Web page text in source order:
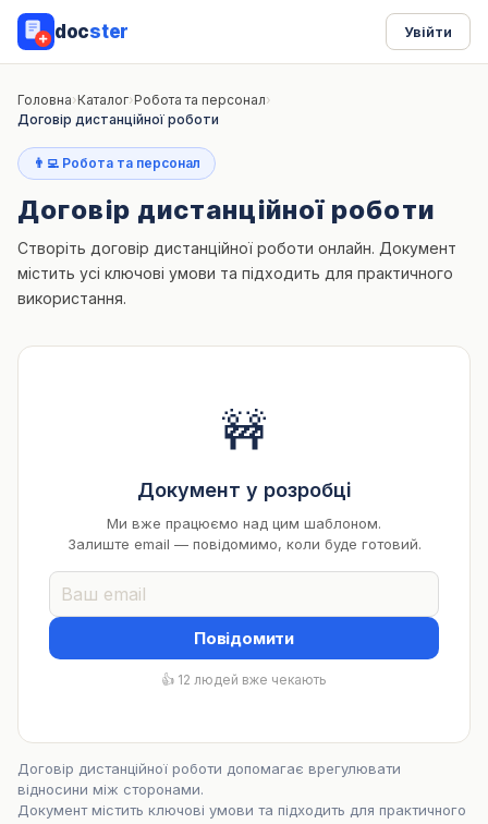
docster Увійти
Головна›Каталог›Робота та персонал›
Договір дистанційної роботи
👨‍💻 Робота та персонал
Договір дистанційної роботи
Створіть договір дистанційної роботи онлайн. Документ
містить усі ключові умови та підходить для практичного
використання.
🚧
Документ у розробці
Ми вже працюємо над цим шаблоном.
Залиште email — повідомимо, коли буде готовий.
Повідомити
👍 12 людей вже чекають
Договір дистанційної роботи допомагає врегулювати
відносини між сторонами.
Документ містить ключові умови та підходить для практичного